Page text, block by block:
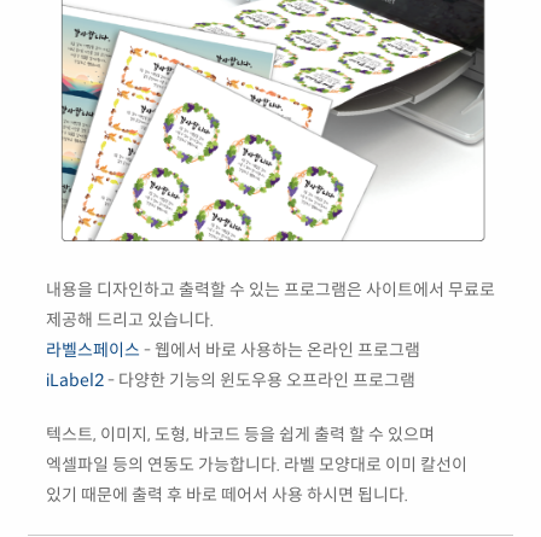
내용을 디자인하고 출력할 수 있는 프로그램은 사이트에서 무료로
제공해 드리고 있습니다.
라벨스페이스 - 웹에서 바로 사용하는 온라인 프로그램
iLabel2- 다양한 기능의 윈도우용 오프라인 프로그램
텍스트, 이미지, 도형, 바코드 등을 쉽게 출력 할 수 있으며
엑셀파일 등의 연동도 가능합니다. 라벨 모양대로 이미 칼선이
있기 때문에 출력 후 바로 떼어서 사용 하시면 됩니다.